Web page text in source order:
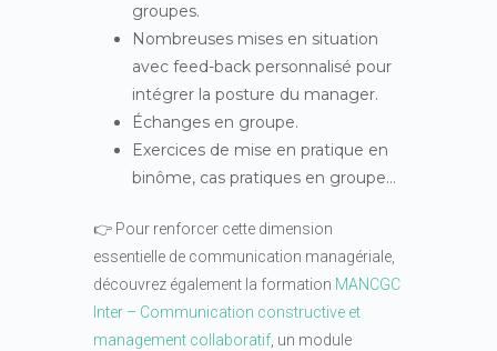
groupes.
Nombreuses mises en situation
avec feed-back personnalisé pour
intégrer la posture du manager.
Échanges en groupe.
Exercices de mise en pratique en
binôme, cas pratiques en groupe…
👉 Pour renforcer cette dimension
essentielle de communication managériale,
découvrez également la formation MANCGC
Inter – Communication constructive et
management collaboratif, un module